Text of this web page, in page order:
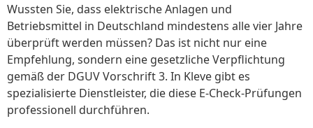
Wussten Sie, dass elektrische Anlagen und
Betriebsmittel in Deutschland mindestens alle vier Jahre
überprüft werden müssen? Das ist nicht nur eine
Empfehlung, sondern eine gesetzliche Verpflichtung
gemäß der DGUV Vorschrift 3. In Kleve gibt es
spezialisierte Dienstleister, die diese E-Check-Prüfungen
professionell durchführen.